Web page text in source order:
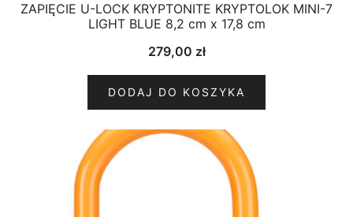
ZAPIĘCIE U-LOCK KRYPTONITE KRYPTOLOK MINI-7
LIGHT BLUE 8,2 cm x 17,8 cm
279,00 zł
DODAJ DO KOSZYKA